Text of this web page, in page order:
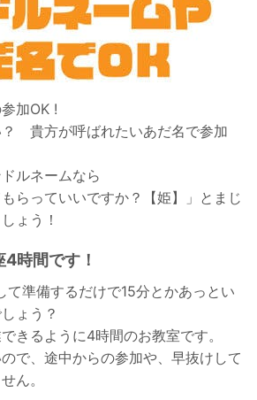
加OK !
貴方が呼ばれたいあだ名で参加
ルネームなら
らっていいですか？【姫】」とまじ
ょう！
4時間です！
て準備するだけで15分とかあっとい
ょう？
きるように4時間のお教室です。
で、途中からの参加や、早抜けして
ん。